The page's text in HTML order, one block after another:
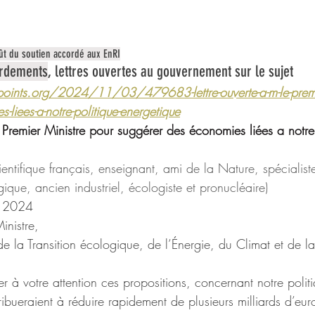
du soutien accordé aux EnRI
, lettres ouvertes au gouvernement sur le sujet
2024/11/03/479683-lettre-ouverte-a-m-le-
liees-a-notre-politique-energetique
Ministre pour suggérer des économies liées a
français, enseignant, ami de la Nature,
ancien industriel, écologiste et pronucléaire)
2024
la Transition écologique, de l’Énergie, du Climat et de
à votre attention ces propositions, concernant notre
à réduire rapidement de plusieurs milliards